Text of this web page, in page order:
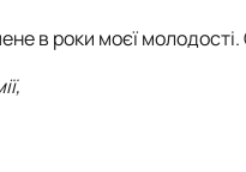
в роки моєї